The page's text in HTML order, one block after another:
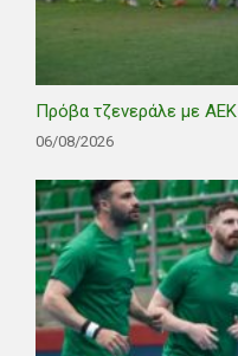
Πρόβα τζενεράλε με ΑΕΚ
06/08/2026